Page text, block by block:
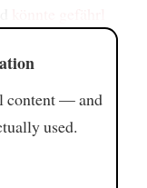
content — and
used.